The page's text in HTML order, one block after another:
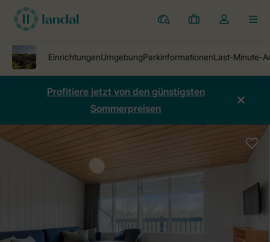
Ferienparks
Meine
Dropdown-
öffnen
Profitiere jetzt von den günstigsten
Sommerpreisen